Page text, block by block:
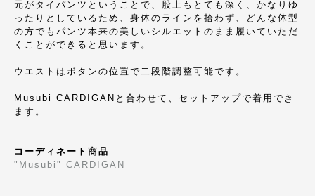
元がタイパンツということで、股上もとても深く、かなりゆ
ったりとしているため、身体のラインを拾わず、どんな体型
の方でもパンツ本来の美しいシルエットのまま履いていただ
くことができると思います。
ウエストはボタンの位置で二段階調整可能です。
Musubi CARDIGANと合わせて、セットアップで着用でき
ます。
コーディネート商品
"Musubi" CARDIGAN